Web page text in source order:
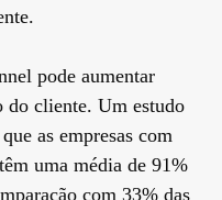
pode aumentar
do cliente. Um estudo
as empresas com
uma média de 91%
com 33% das